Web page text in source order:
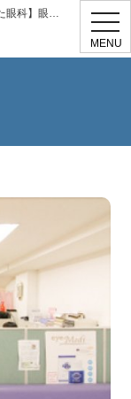
MENU
施設案内 | 福岡市中央区天神にある眼科【天神たばた眼科】眼科一般、コンタクト処方